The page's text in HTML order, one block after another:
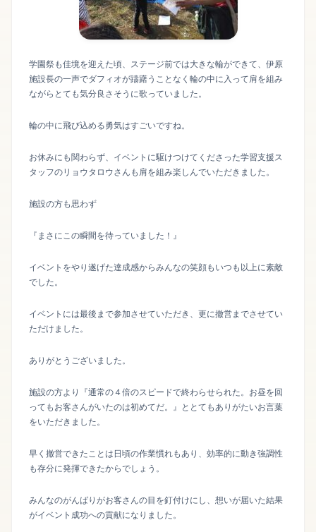
学園祭も佳境を迎えた頃、ステージ前では大きな輪ができて、伊原
施設長の一声でダフィオが躊躇うことなく輪の中に入って肩を組み
ながらとても気分良さそうに歌っていました。
輪の中に飛び込める勇気はすごいですね。
お休みにも関わらず、イベントに駆けつけてくださった学習支援ス
タッフのリョウタロウさんも肩を組み楽しんでいただきました。
施設の方も思わず
『まさにこの瞬間を待っていました！』
イベントをやり遂げた達成感からみんなの笑顔もいつも以上に素敵
でした。
イベントには最後まで参加させていただき、更に撤営までさせてい
ただけました。
ありがとうございました。
施設の方より『通常の４倍のスピードで終わらせられた。お昼を回
ってもお客さんがいたのは初めてだ。』ととてもありがたいお言葉
をいただきました。
早く撤営できたことは日頃の作業慣れもあり、効率的に動き強調性
も存分に発揮できたからでしょう。
みんなのがんばりがお客さんの目を釘付けにし、想いが届いた結果
がイベント成功への貢献になりました。